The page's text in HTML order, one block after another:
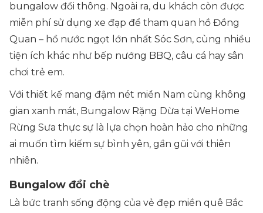
bungalow đồi thông. Ngoài ra, du khách còn được
miễn phí sử dụng xe đạp để tham quan hồ Đồng
Quan – hồ nước ngọt lớn nhất Sóc Sơn, cùng nhiều
tiện ích khác như bếp nướng BBQ, câu cá hay sân
chơi trẻ em.
Với thiết kế mang đậm nét miền Nam cùng không
gian xanh mát, Bungalow Rặng Dừa tại WeHome
Rừng Sưa thực sự là lựa chọn hoàn hảo cho những
ai muốn tìm kiếm sự bình yên, gần gũi với thiên
nhiên.
Bungalow đồi chè
Là bức tranh sống động của vẻ đẹp miền quê Bắc